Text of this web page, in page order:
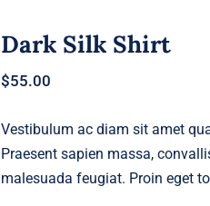
Dark Silk Shirt
$55.00
Vestibulum ac diam sit amet
Praesent sapien massa,
malesuada feugiat. Proin eget